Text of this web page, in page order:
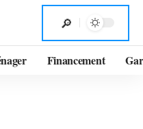
Financement